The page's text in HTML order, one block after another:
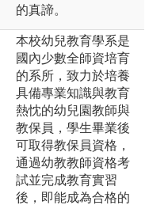
的真諦。
本校幼兒教育學系是
國內少數全師資培育
的系所，致力於培養
具備專業知識與教育
熱忱的幼兒園教師與
教保員，學生畢業後
可取得教保員資格，
通過幼教教師資格考
試並完成教育實習
後，即能成為合格的